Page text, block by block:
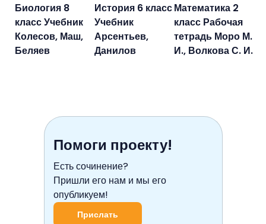
Биология 8
класс Учебник
Колесов, Маш,
Беляев
История 6 класс
Учебник
Арсентьев,
Данилов
Математика 2
класс Рабочая
тетрадь Моро М.
И., Волкова С. И.
Помоги проекту!
Есть сочинение?
Пришли его нам и мы его
опубликуем!
Прислать